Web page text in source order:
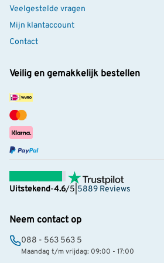
Veelgestelde vragen
Mijn klantaccount
Contact
Veilig en gemakkelijk bestellen
Uitstekend-4.6/5 5889 Reviews
Neem contact op
088 - 563 563 5
Maandag t/m vrijdag: 09:00 - 17:00